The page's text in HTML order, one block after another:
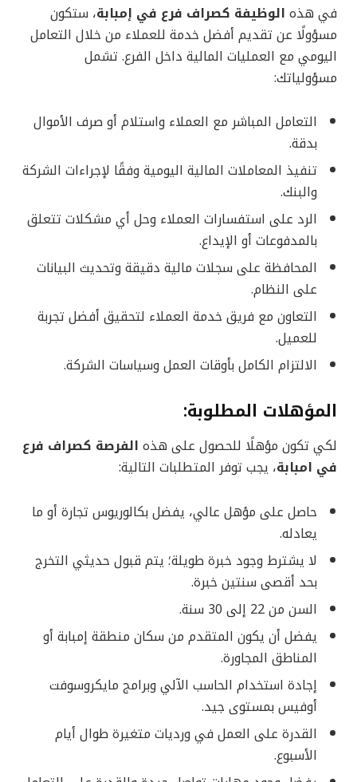
في هذه الوظيفة كصراف فرع في إمبابة، ستكون
مسؤولًا عن تقديم أفضل خدمة للعملاء من خلال التعامل
اليومي مع العمليات المالية داخل الفرع. تشمل
مسؤولياتك:
التعامل المباشر مع العملاء واستلام أو صرف الأموال
بدقة.
تنفيذ المعاملات المالية اليومية وفقًا لإجراءات الشركة
والبنك.
الرد على استفسارات العملاء وحل أي مشكلات تتعلق
بالمدفوعات أو الإيداع.
المحافظة على سجلات مالية دقيقة وتحديث البيانات
على النظام.
التعاون مع فريق خدمة العملاء لتحقيق أفضل تجربة
للعميل.
الالتزام الكامل بأوقات العمل وسياسات الشركة.
المؤهلات المطلوبة:
لكي تكون مؤهلًا للحصول على هذه الفرصة كصراف فرع
في امبابة، يجب توفر المتطلبات التالية:
حاصل على مؤهل عالي، يفضل بكالوريوس تجارة أو ما
يعادله.
لا يشترط وجود خبرة طويلة؛ يتم قبول حديثي التخرج
بحد أقصى سنتين خبرة.
السن من 22 إلى 30 سنة.
يفضل أن يكون المتقدم من سكان منطقة إمبابة أو
المناطق المجاورة.
إجادة استخدام الحاسب الآلي وبرامج مايكروسوفت
أوفيس بمستوى جيد.
القدرة على العمل في ورديات متغيرة طوال أيام
الأسبوع.